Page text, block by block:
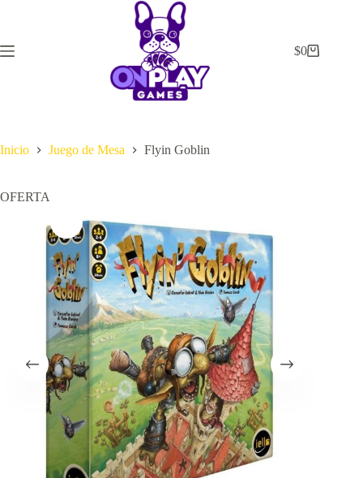
Carrito
$0
Inicio Juego de Mesa Flyin Goblin
OFERTA